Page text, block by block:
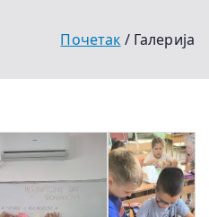
Почетак Галерија